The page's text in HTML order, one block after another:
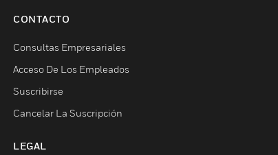
CONTACTO
Consultas Empresariales
Acceso De Los Empleados
Suscribirse
Cancelar La Suscripción
LEGAL